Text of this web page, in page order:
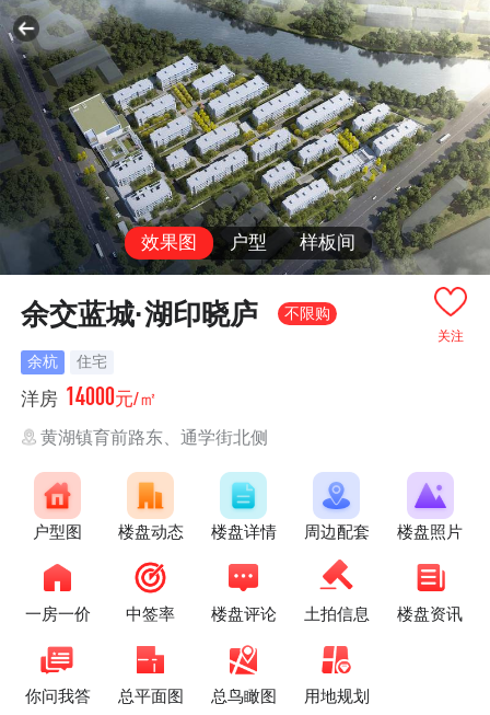
效果图 户型 样板间
关注
余交蓝城·湖印晓庐 不限购
余杭 住宅
洋房 14000元/㎡
黄湖镇育前路东、通学街北侧
户型图 楼盘动态 楼盘详情 周边配套 楼盘照片
一房一价 中签率 楼盘评论 土拍信息 楼盘资讯
你问我答 总平面图 总鸟瞰图 用地规划